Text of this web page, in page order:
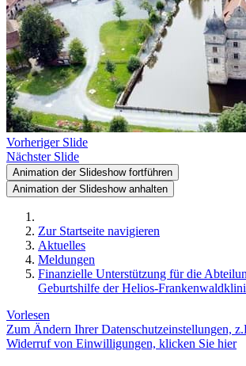
Vorheriger Slide
Nächster Slide
Animation der Slideshow fortführen
Animation der Slideshow anhalten
Zur Startseite navigieren
Aktuelles
Meldungen
Finanzielle Unterstützung für die
Geburtshilfe der Helios-
Vorlesen
Zum Ändern Ihrer Datenschutzeinstellungen,
Widerruf von Einwilligungen, klicken Sie hier